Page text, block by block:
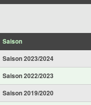
Saison
Saison 2023/2024
Saison 2022/2023
Saison 2019/2020